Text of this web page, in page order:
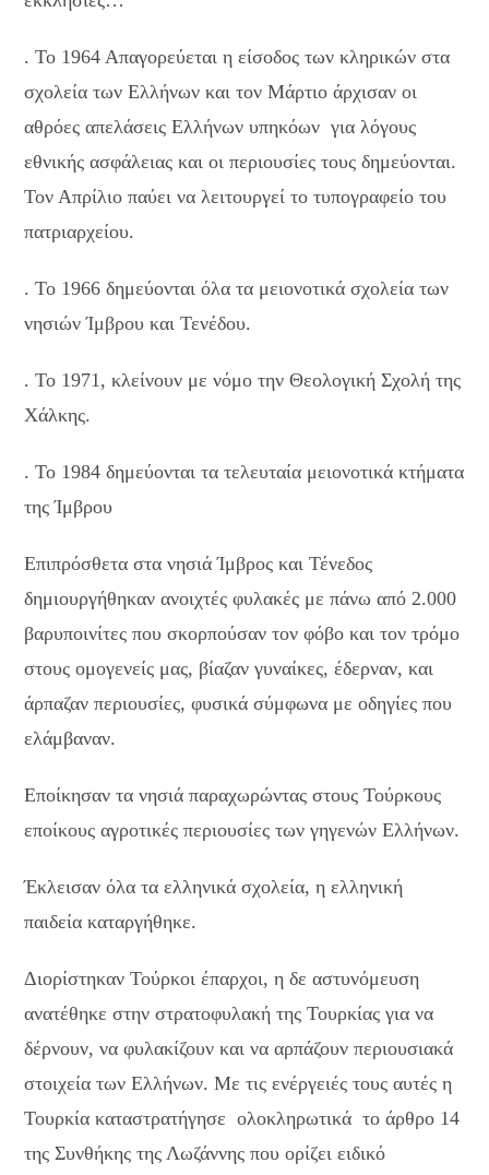
. Το 1964 Απαγορεύεται η είσοδος των κληρικών στα
σχολεία των Ελλήνων και τον Μάρτιο άρχισαν οι
αθρόες απελάσεις Ελλήνων υπηκόων για λόγους
εθνικής ασφάλειας και οι περιουσίες τους δημεύονται.
Τον Απρίλιο παύει να λειτουργεί το τυπογραφείο του
πατριαρχείου.
. Το 1966 δημεύονται όλα τα μειονοτικά σχολεία των
νησιών Ίμβρου και Τενέδου.
. Το 1971, κλείνουν με νόμο την Θεολογική Σχολή της
Χάλκης.
. Το 1984 δημεύονται τα τελευταία μειονοτικά κτήματα
της Ίμβρου
Επιπρόσθετα στα νησιά Ίμβρος και Τένεδος
δημιουργήθηκαν ανοιχτές φυλακές με πάνω από 2.000
βαρυποινίτες που σκορπούσαν τον φόβο και τον τρόμο
στους ομογενείς μας, βίαζαν γυναίκες, έδερναν, και
άρπαζαν περιουσίες, φυσικά σύμφωνα με οδηγίες που
ελάμβαναν.
Εποίκησαν τα νησιά παραχωρώντας στους Τούρκους
εποίκους αγροτικές περιουσίες των γηγενών Ελλήνων.
Έκλεισαν όλα τα ελληνικά σχολεία, η ελληνική
παιδεία καταργήθηκε.
Διορίστηκαν Τούρκοι έπαρχοι, η δε αστυνόμευση
ανατέθηκε στην στρατοφυλακή της Τουρκίας για να
δέρνουν, να φυλακίζουν και να αρπάζουν περιουσιακά
στοιχεία των Ελλήνων. Με τις ενέργειές τους αυτές η
Τουρκία καταστρατήγησε ολοκληρωτικά το άρθρο 14
της Συνθήκης της Λωζάννης που ορίζει ειδικό